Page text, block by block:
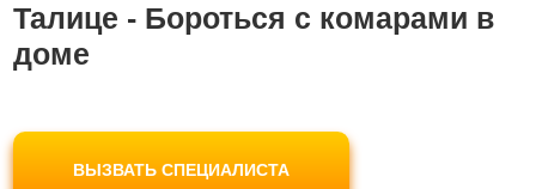
Талице - Бороться с комарами в
доме
ВЫЗВАТЬ СПЕЦИАЛИСТА